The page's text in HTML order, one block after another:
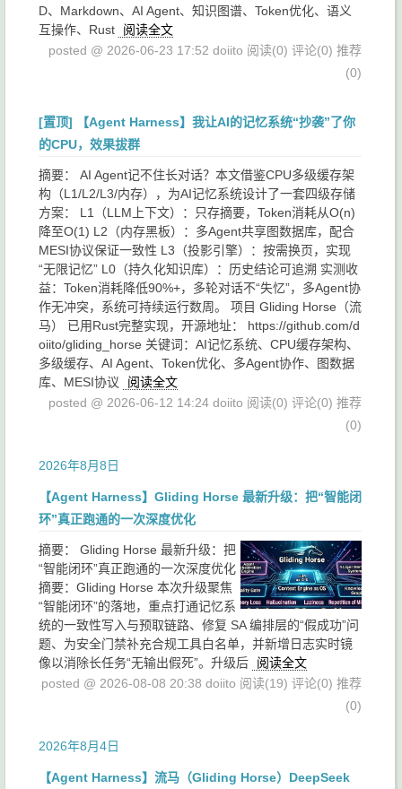
D、Markdown、AI Agent、知识图谱、Token优化、语义
互操作、Rust
阅读全文
posted @ 2026-06-23 17:52 doiito 阅读(0) 评论(0) 推荐
(0)
[置顶] 【Agent Harness】我让AI的记忆系统“抄袭”了你
的CPU，效果拔群
摘要： AI Agent记不住长对话？本文借鉴CPU多级缓存架
构（L1/L2/L3/内存），为AI记忆系统设计了一套四级存储
方案： L1（LLM上下文）：只存摘要，Token消耗从O(n)
降至O(1) L2（内存黑板）：多Agent共享图数据库，配合
MESI协议保证一致性 L3（投影引擎）：按需换页，实现
“无限记忆” L0（持久化知识库）：历史结论可追溯 实测收
益：Token消耗降低90%+，多轮对话不“失忆”，多Agent协
作无冲突，系统可持续运行数周。 项目 Gliding Horse（流
马） 已用Rust完整实现，开源地址： https://github.com/d
oiito/gliding_horse 关键词：AI记忆系统、CPU缓存架构、
多级缓存、AI Agent、Token优化、多Agent协作、图数据
库、MESI协议
阅读全文
posted @ 2026-06-12 14:24 doiito 阅读(0) 评论(0) 推荐
(0)
2026年8月8日
【Agent Harness】Gliding Horse 最新升级：把“智能闭
环”真正跑通的一次深度优化
摘要： Gliding Horse 最新升级：把
“智能闭环”真正跑通的一次深度优化
摘要：Gliding Horse 本次升级聚焦
“智能闭环”的落地，重点打通记忆系
统的一致性写入与预取链路、修复 SA 编排层的“假成功”问
题、为安全门禁补充合规工具白名单，并新增日志实时镜
像以消除长任务“无输出假死”。升级后
阅读全文
posted @ 2026-08-08 20:38 doiito 阅读(19) 评论(0) 推荐
(0)
2026年8月4日
【Agent Harness】流马（Gliding Horse）DeepSeek